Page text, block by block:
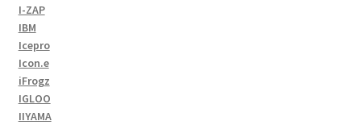
I-ZAP
IBM
Icepro
Icon.e
iFrogz
IGLOO
IIYAMA